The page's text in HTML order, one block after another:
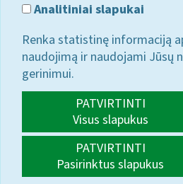
Analitiniai slapukai
Renka statistinę informaciją
naudojimą ir naudojami Jūsų
gerinimui.
PATVIRTINTI
Visus slapukus
PATVIRTINTI
Pasirinktus slapukus